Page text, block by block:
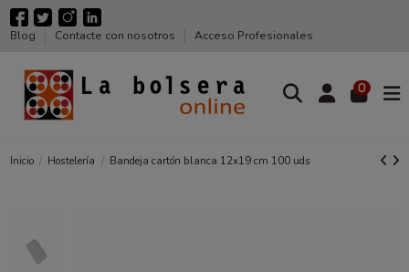
Blog Contacte con nosotros Acceso Profesionales
0
Inicio Hostelería Bandeja cartón blanca 12x19 cm 100 uds